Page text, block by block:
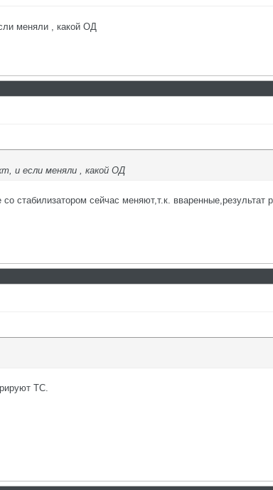
меняли , какой ОД
и если меняли , какой ОД
стабилизатором сейчас меняют,т.к. вваренные,результат
ТС.